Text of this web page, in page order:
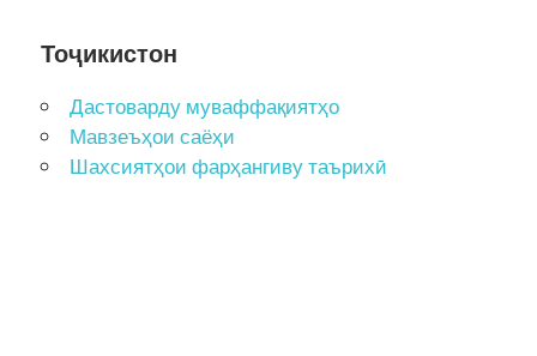
Тоҷикистон
Дастоварду муваффақиятҳо
Мавзеъҳои саёҳи
Шахсиятҳои фарҳангиву таърихӣ